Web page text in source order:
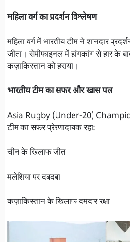
महिला वर्ग का प्रदर्शन विश्लेषण
महिला वर्ग में भारतीय टीम ने शानदार
जीता। सेमीफाइनल में हांगकांग से हार के
कज़ाकिस्तान को हराया।
भारतीय टीम का सफर और खास पल
Asia Rugby (Under-20)
टीम का सफर प्रेरणादायक रहा:
चीन के खिलाफ जीत
मलेशिया पर दबदबा
कज़ाकिस्तान के खिलाफ दमदार रक्षा